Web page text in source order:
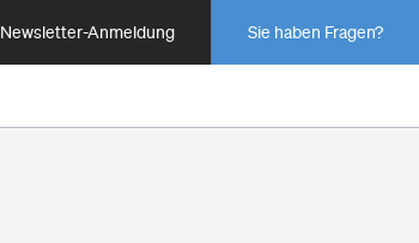
Newsletter-Anmeldung Sie haben Fragen?